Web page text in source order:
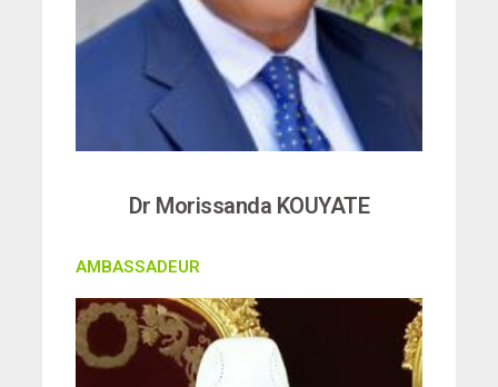
Dr Morissanda KOUYATE
AMBASSADEUR